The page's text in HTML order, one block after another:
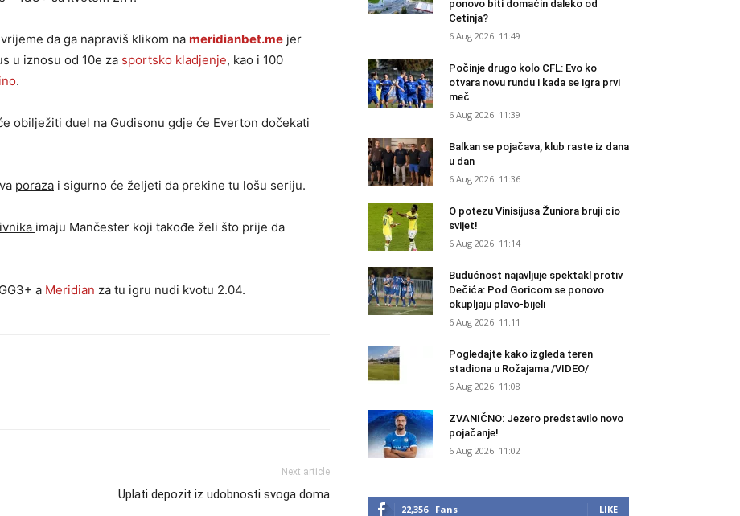
da ga napraviš klikom na meridianbet.me jer
u iznosu od 10e za sportsko kladjenje, kao i 100
.
obilježiti duel na Gudisonu gdje će Everton dočekati
poraza i sigurno će željeti da prekine tu lošu seriju.
imaju Mančester koji takođe želi što prije da
a Meridian za tu igru nudi kvotu 2.04.
Next article
Uplati depozit iz udobnosti svoga doma
ponovo biti domaćin daleko od
Cetinja?
6 Aug 2026. 11:49
Počinje drugo kolo CFL: Evo ko
otvara novu rundu i kada se igra prvi
meč
6 Aug 2026. 11:39
Balkan se pojačava, klub raste iz dana
u dan
6 Aug 2026. 11:36
O potezu Vinisijusa Žuniora bruji cio
svijet!
6 Aug 2026. 11:14
Budućnost najavljuje spektakl protiv
Dečića: Pod Goricom se ponovo
okupljaju plavo-bijeli
6 Aug 2026. 11:11
Pogledajte kako izgleda teren
stadiona u Rožajama /VIDEO/
6 Aug 2026. 11:08
ZVANIČNO: Jezero predstavilo novo
pojačanje!
6 Aug 2026. 11:02
22,356 Fans LIKE